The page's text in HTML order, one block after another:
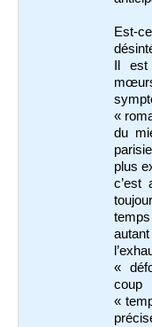
Est-
Il
«
du
plus
c’est
«
«